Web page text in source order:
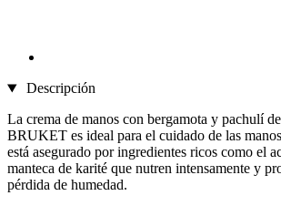
Descripción
La crema de manos con bergamota y pachulí
BRUKET es ideal para el cuidado de las
está asegurado por ingredientes ricos como el
manteca de karité que nutren intensamente y
pérdida de humedad.